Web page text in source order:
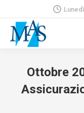
Ottobre